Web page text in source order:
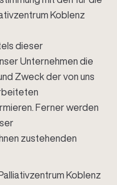
Koblenz
dieser
Unternehmen die
Zweck der von uns
Ferner werden
zustehenden
Koblenz